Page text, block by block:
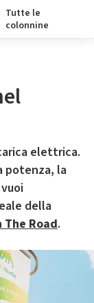
Tutte le
colonnine
elettrica.
potenza, la
della
The Road.